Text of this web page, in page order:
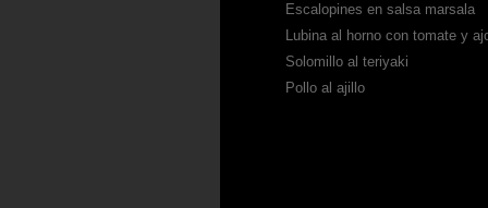
Escalopines en salsa marsala
Lubina al horno con tomate y
Solomillo al teriyaki
Pollo al ajillo